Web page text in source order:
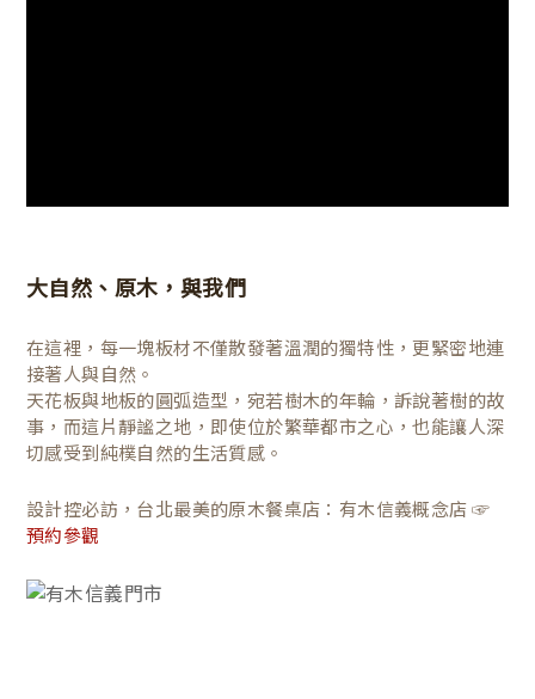
大自然、原木，與我們
在這裡，每一塊板材不僅散發著溫潤的獨特性，更緊密地連
接著人與自然。
天花板與地板的圓弧造型，宛若樹木的年輪，訴說著樹的故
事，而這片靜謐之地，即使位於繁華都市之心，也能讓人深
切感受到純樸自然的生活質感。
設計控必訪，台北最美的原木餐桌店：有木信義概念店 ☞
預約參觀